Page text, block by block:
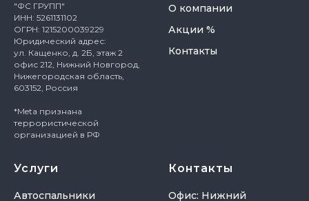
"ФС ГРУПП"
ИНН: 5261131102
ОГРН: 1215200039229
Юридический адрес:
ул. Кащенко, д. 2Б, этаж 2
офис 212, Нижний Новгород,
Нижегородская область,
603152, Россия
*Meta признана
террористической
организацией в РФ
О компании
Акции %
Контакты
Услуги
Автоспальники
Контакты
Офис: Нижний